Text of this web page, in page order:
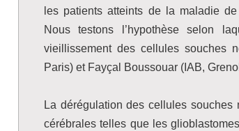
les patients atteints de la maladie
Nous testons l’hypothèse selon
vieillissement des cellules souches
Paris) et Fayçal Boussouar (IAB,
La dérégulation des cellules souches
cérébrales telles que les